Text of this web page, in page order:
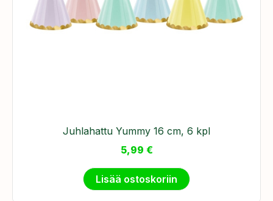
​Juhlahattu Yummy 16 cm, 6 kpl
5,99 €
Lisää ostoskoriin